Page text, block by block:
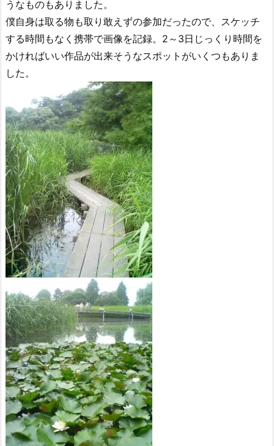
うなものもありました。
僕自身は取る物も取り敢えずの参加だったので、スケッチ
する時間もなく携帯で画像を記録。2～3日じっくり時間を
かければいい作品が出来そうなスポットがいくつもありま
した。